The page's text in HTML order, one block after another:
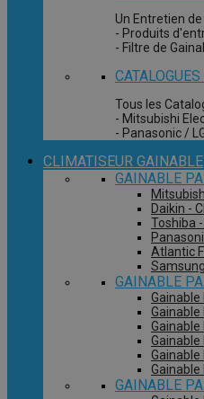
Un Entretien
- Produits
- Filtre de
Tous les
- Mitsubishi
- Panasonic /
CLIMATISEUR GAINABLE
GAINABLE
Daikin -
Toshiba
Atlantic
GAINABLE
Gainable
Gainable
Gainable
Gainable
Gainable
Gainable
GAINABLE